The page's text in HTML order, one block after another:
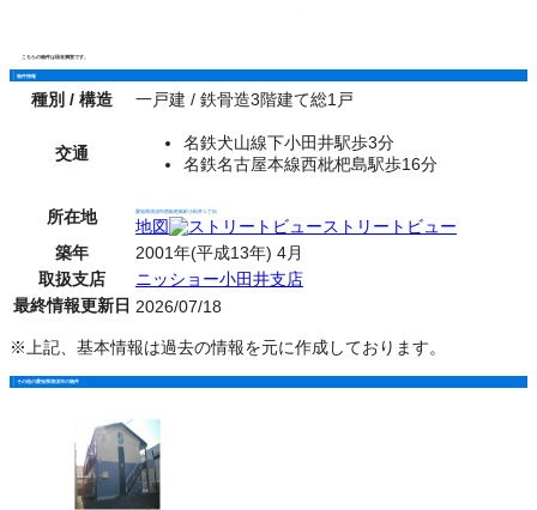
こちらの物件は現在満室です。
物件情報
種別 / 構造 一戸建 / 鉄骨造3階建て総1戸
交通
名鉄犬山線下小田井駅歩3分
名鉄名古屋本線西枇杷島駅歩16分
所在地 愛知県清須市西枇杷島町小田井１丁目
地図
ストリートビュー
築年
2001年(平成13年) 4月
取扱支店
ニッショー小田井支店
最終情報更新日 2026/07/18
※上記、基本情報は過去の情報を元に作成しております。
その他の愛知県清須市の物件